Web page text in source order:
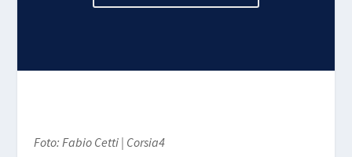
Foto: Fabio Cetti | Corsia4